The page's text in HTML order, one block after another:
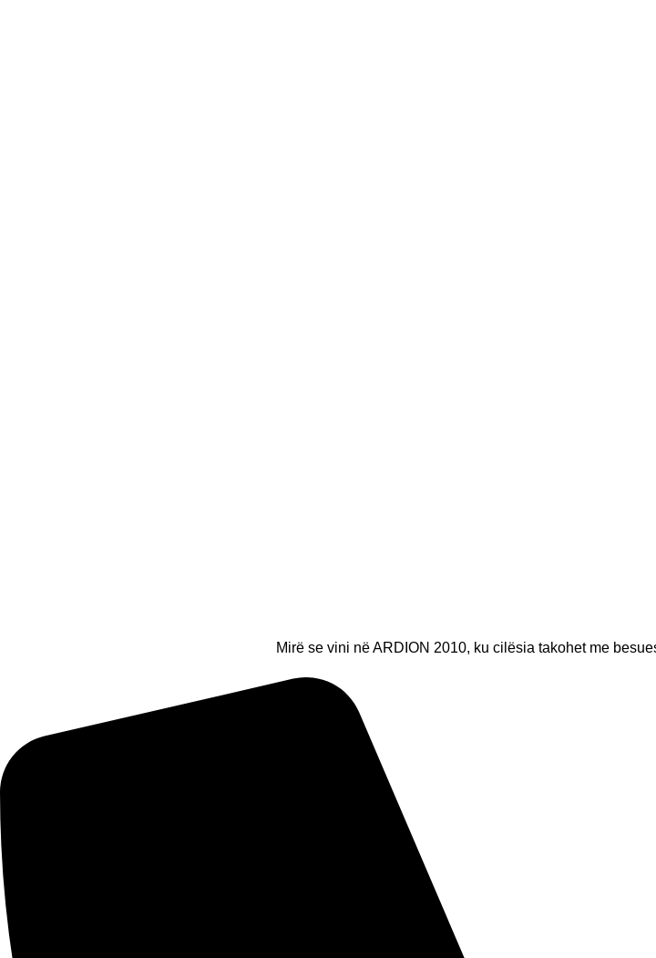
Mirë se vini në ARDION 2010, ku cilësia takohet me